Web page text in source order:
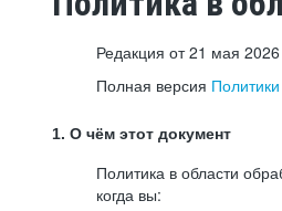
Редакция от 21 мая 2026
Полная версия
1. О чём этот документ
Политика в области
когда вы: